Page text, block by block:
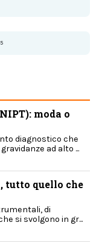
moda o
diagnostico che
ad alto ...
tutto quello che
di
si svolgono in gr...